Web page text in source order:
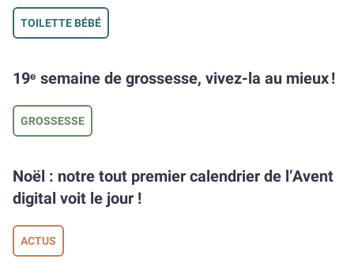
TOILETTE BÉBÉ
19ᵉ semaine de grossesse, vivez-la au mieux !
GROSSESSE
Noël : notre tout premier calendrier de l’Avent
digital voit le jour !
ACTUS